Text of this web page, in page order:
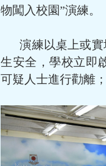
物闖入校園”演練。
演練以桌上或
生安全，學校立即
可疑人士進行勸離